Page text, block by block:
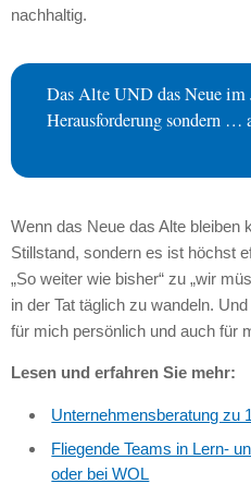
nachhaltig.
Das Alte UND das Neue im
Herausforderung sondern …
Wenn das Neue das Alte bleiben
Stillstand, sondern es ist höchst
„So weiter wie bisher“ zu „wir
in der Tat täglich zu wandeln.
für mich persönlich und auch für
Lesen und erfahren Sie mehr:
Unternehmensberatung zu
Fliegende Teams in Lern-
oder bei WOL